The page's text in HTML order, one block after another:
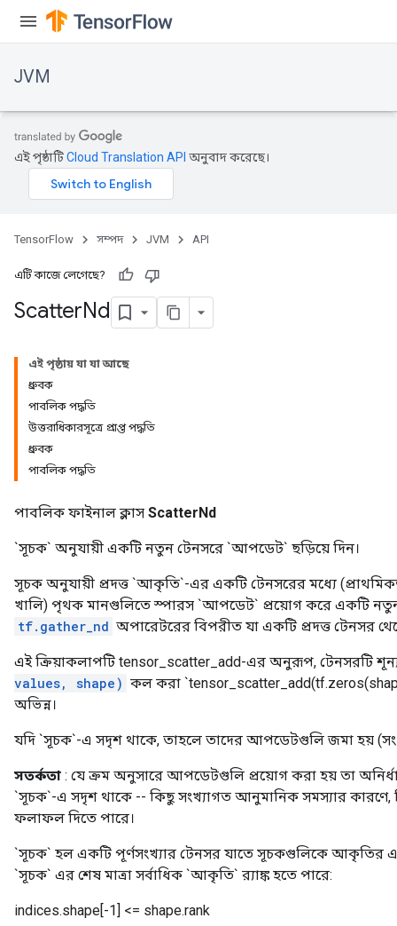
JVM
এই পৃষ্ঠাটিCloud Translation API অনুবাদ করেছে।
TensorFlow সম্পদ JVM API
এটি কাজে লেগেছে?
ScatterNd
এই পৃষ্ঠায় যা যা আছে
ধ্রুবক
পাবলিক পদ্ধতি
উত্তরাধিকারসূত্রে প্রাপ্ত পদ্ধতি
ধ্রুবক
পাবলিক পদ্ধতি
পাবলিক ফাইনাল ক্লাস ScatterNd
`সূচক` অনুযায়ী একটি নতুন টেনসরে `আপডেট` ছড়িয়ে দিন।
সূচক অনুযায়ী প্রদত্ত `আকৃতি`-এর একটি টেনসরের মধ্যে
খালি) পৃথক মানগুলিতে স্পারস `আপডেট` প্রয়োগ করে একটি
tf.gather_nd অপারেটরের বিপরীত যা একটি প্রদত্ত টেনসর
এই ক্রিয়াকলাপটি tensor_scatter_add-এর অনুরূপ, টেনসরটি
values, shape) কল করা
অভিন্ন।
যদি `সূচক`-এ সদৃশ থাকে, তাহলে তাদের আপডেটগুলি জমা হয়
সতর্কতা : যে ক্রম অনুসারে আপডেটগুলি প্রয়োগ করা হয় তা
`সূচক`-এ সদৃশ থাকে -- কিছু সংখ্যাগত আনুমানিক সমস্যার কারণে,
ফলাফল দিতে পারে।
`সূচক` হল একটি পূর্ণসংখ্যার টেনসর যাতে সূচকগুলিকে
`সূচক` এর শেষ মাত্রা সর্বাধিক `আকৃতি` র‍্যাঙ্ক হতে পারে:
indices.shape[-1] <= shape.rank